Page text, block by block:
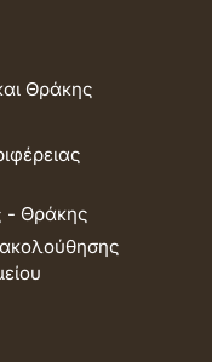
Θράκης
- Θράκης